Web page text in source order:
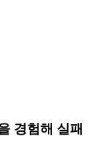
경험해 실패